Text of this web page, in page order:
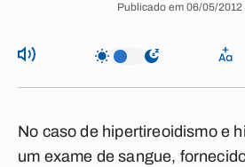
Publicado em 06/05/2012
No caso de hipertireoidismo e
um exame de sangue,